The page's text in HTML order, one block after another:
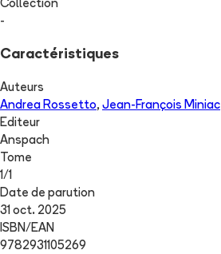
Collection
-
Caractéristiques
Auteurs
Andrea Rossetto, Jean-François Miniac
Editeur
Anspach
Tome
1/1
Date de parution
31 oct. 2025
ISBN/EAN
9782931105269